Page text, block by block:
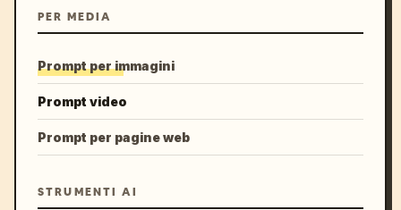
PER MEDIA
Prompt per immagini
Prompt video
Prompt per pagine web
STRUMENTI AI